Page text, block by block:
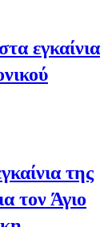
εγκαίνια
της
τον Άγιο